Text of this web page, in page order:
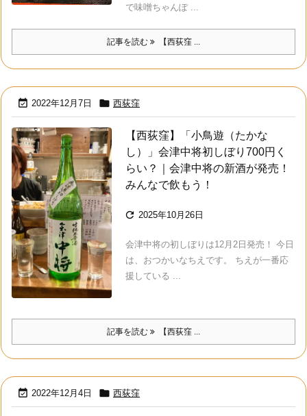
で味噌ちゃんぽ ...
記事を読む 【西荻窪 ...
 2022年12月7日  西荻窪
【西荻窪】「小鳥遊（たかな
し）」会津中将初しぼり700円く
らい？｜会津中将の新酒が発売！
みんなで飲もう！
 2025年10月26日
会津中将の初しぼりは12月2日発売！ 今日
は、おつかいなちえです。 ちえが一番応
援している ...
記事を読む 【西荻窪 ...
 2022年12月4日  西荻窪